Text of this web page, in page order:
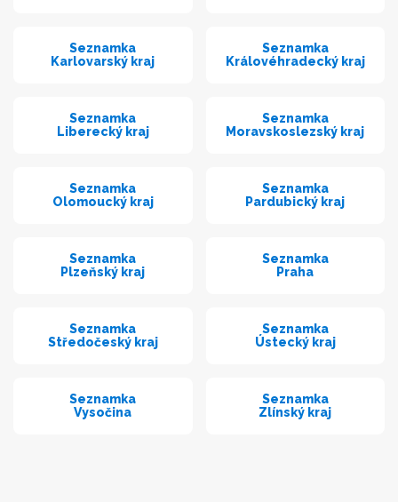
Seznamka
Karlovarský kraj
Seznamka
Královéhradecký kraj
Seznamka
Liberecký kraj
Seznamka
Moravskoslezský kraj
Seznamka
Olomoucký kraj
Seznamka
Pardubický kraj
Seznamka
Plzeňský kraj
Seznamka
Praha
Seznamka
Středočeský kraj
Seznamka
Ústecký kraj
Seznamka
Vysočina
Seznamka
Zlínský kraj